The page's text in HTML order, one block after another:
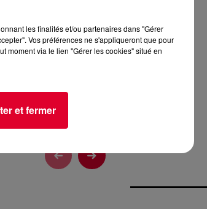
MIX : TONY JAY
les finalités et/ou partenaires dans "Gérer
Vos préférences ne s'appliqueront que pour
moment via le lien "Gérer les cookies" situé en
et fermer